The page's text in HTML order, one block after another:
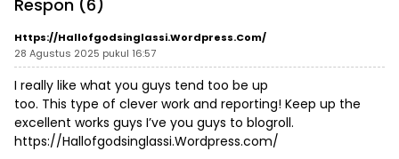
Respon (6)
Https://Hallofgodsinglassi.Wordpress.com/
28 Agustus 2025 pukul 16:57
I really like what you guys tend too be up
too. This type of clever work and reporting! Keep up the
excellent works guys I’ve you guys to blogroll.
https://Hallofgodsinglassi.Wordpress.com/